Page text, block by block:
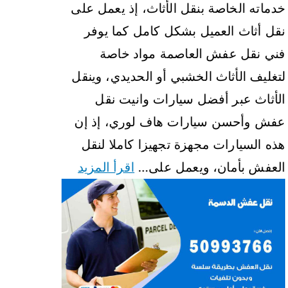
خدماته الخاصة بنقل الأثاث، إذ يعمل على
نقل أثاث العميل بشكل كامل كما يوفر
فني نقل عفش العاصمة مواد خاصة
لتغليف الأثاث الخشبي أو الحديدي، وينقل
الأثاث عبر أفضل سيارات وانيت نقل
عفش وأحسن سيارات هاف لوري، إذ إن
هذه السيارات مجهزة تجهيزا كاملا لنقل
العفش بأمان، ويعمل على… اقرأ المزيد